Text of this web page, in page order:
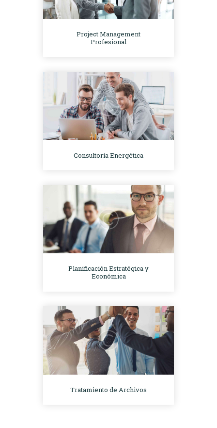
Project Management
Profesional
Consultoría Energética
Planificación Estratégica y
Económica
Tratamiento de Archivos